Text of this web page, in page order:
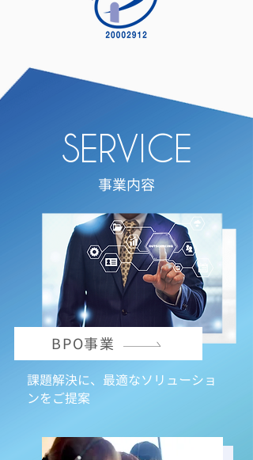
SERVICE
事業内容
BPO事業
課題解決に、最適なソリューショ
ンをご提案